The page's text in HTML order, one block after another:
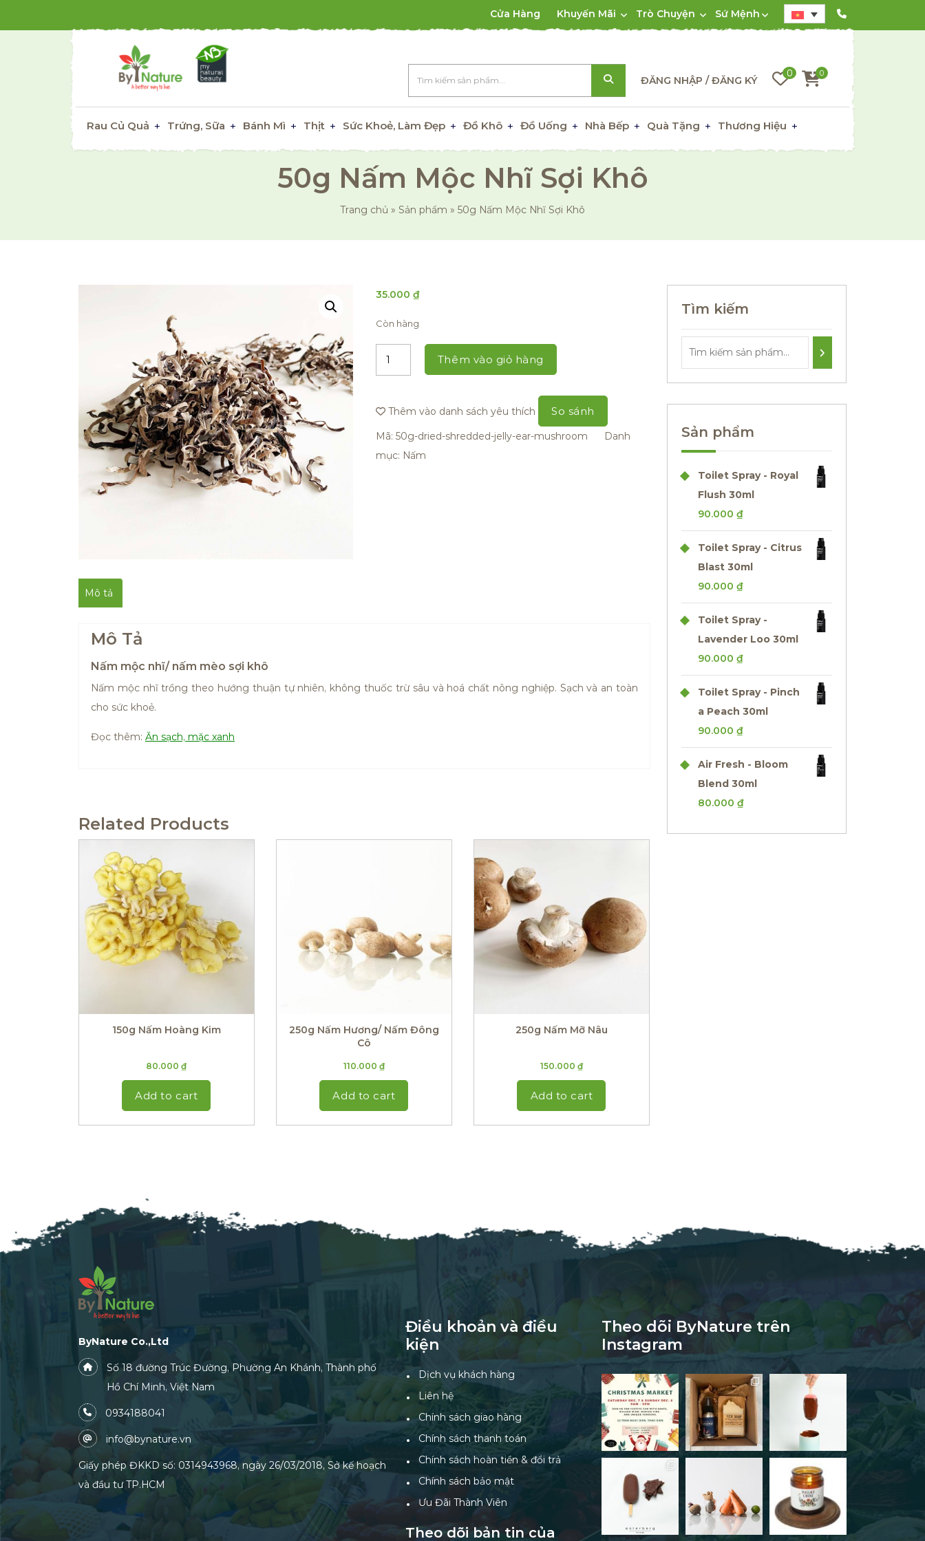
Cửa Hàng Khuyến Mãi Trò Chuyện Sứ Mệnh
ĐĂNG NHẬP / ĐĂNG KÝ
0 0
Rau Củ Quả Trứng, Sữa Bánh Mì Thịt Sức Khoẻ, Làm Đẹp Đồ Khô Đồ Uống Nhà Bếp Quà Tặng Thương Hiệu
50g Nấm Mộc Nhĩ Sợi Khô
Trang chủ » Sản phẩm » 50g Nấm Mộc Nhĩ Sợi Khô
35.000₫
Còn hàng
Thêm vào giỏ hàng
Thêm vào danh sách yêu thích So sánh
Mã:50g-dried-shredded-jelly-ear-mushroom
Danh
mục: Nấm
Mô tả
Mô Tả
Nấm mộc nhĩ/ nấm mèo sợi khô
Nấm mộc nhĩ trồng theo hướng thuận tự nhiên, không thuốc trừ sâu và hoá chất nông nghiệp. Sạch và an toàn
cho sức khoẻ.
Đọc thêm: Ăn sạch, mặc xanh
Related Products
150g Nấm Hoàng Kim
80.000₫
Add to cart
250g Nấm Hương/ Nấm Đông
Cô
110.000 ₫
Add to cart
250g Nấm Mỡ Nâu
150.000 ₫
Add to cart
Tìm kiếm
Sản phẩm
Toilet Spray - Royal
Flush 30ml
90.000 ₫
Toilet Spray - Citrus
Blast 30ml
90.000 ₫
Toilet Spray -
Lavender Loo 30ml
90.000 ₫
Toilet Spray - Pinch
a Peach 30ml
90.000 ₫
Air Fresh - Bloom
Blend 30ml
80.000 ₫
ByNature Co.,Ltd
Số 18 đường Trúc Đường, Phường An Khánh, Thành phố
Hồ Chí Minh, Việt Nam
0934188041
info@bynature.vn
Giấy phép ĐKKD số: 0314943968, ngày 26/03/2018, Sở kế hoạch
và đầu tư TP.HCM
Điều khoản và điều
kiện
Dịch vụ khách hàng
Liên hệ
Chính sách giao hàng
Chính sách thanh toán
Chính sách hoàn tiền & đổi trả
Chính sách bảo mật
Ưu Đãi Thành Viên
Theo dõi bản tin của
Theo dõi ByNature trên
Instagram